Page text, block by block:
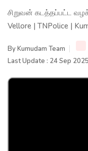
சிறுவன் கடத்தப்பட்ட
Vellore | TNPolice |
ByKumudam Team
Last Update : 24 Sep